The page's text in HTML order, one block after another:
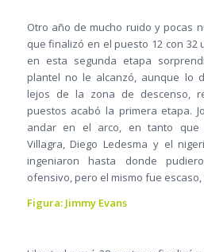
Otro año de mucho ruido y pocas
que finalizó en el puesto 12 con 32
en esta segunda etapa
plantel no le alcanzó, aunque lo
lejos de la zona de descenso,
puestos acabó la primera etapa.
andar en el arco, en tanto que
Villagra, Diego Ledesma y el
ingeniaron hasta donde
ofensivo, pero el mismo fue
Figura: Jimmy Evans